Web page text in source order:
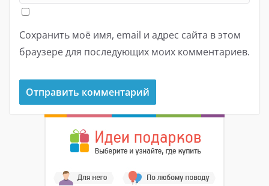
Сохранить моё имя, email и адрес сайта в этом
браузере для последующих моих комментариев.